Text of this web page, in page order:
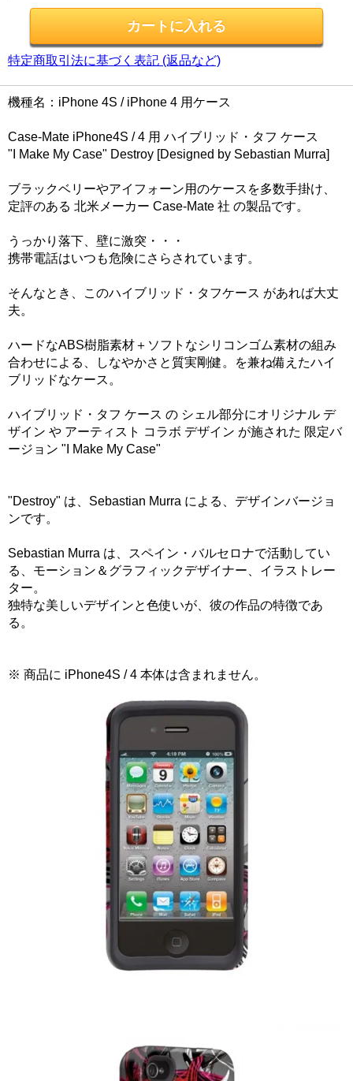
特定商取引法に基づく表記 (返品など)
機種名：iPhone 4S / iPhone 4 用ケース
Case-Mate iPhone4S / 4 用 ハイブリッド・タフ ケース
"I Make My Case" Destroy [Designed by Sebastian Murra]
ブラックベリーやアイフォーン用のケースを多数手掛け、
定評のある 北米メーカー Case-Mate 社 の製品です。
うっかり落下、壁に激突・・・
携帯電話はいつも危険にさらされています。
そんなとき、このハイブリッド・タフケース があれば大丈
夫。
ハードなABS樹脂素材＋ソフトなシリコンゴム素材の組み
合わせによる、しなやかさと質実剛健。を兼ね備えたハイ
ブリッドなケース。
ハイブリッド・タフ ケース の シェル部分にオリジナル デ
ザイン や アーティスト コラボ デザイン が施された 限定バ
ージョン "I Make My Case"
"Destroy" は、Sebastian Murra による、デザインバージョ
ンです。
Sebastian Murra は、スペイン・バルセロナで活動してい
る、モーション＆グラフィックデザイナー、イラストレー
ター。
独特な美しいデザインと色使いが、彼の作品の特徴であ
る。
※ 商品に iPhone4S / 4 本体は含まれません。